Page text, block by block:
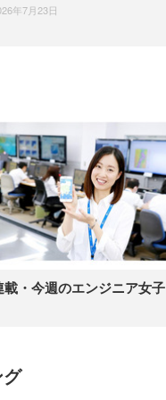
年7月23日
載・今週のエンジニア女子
グ